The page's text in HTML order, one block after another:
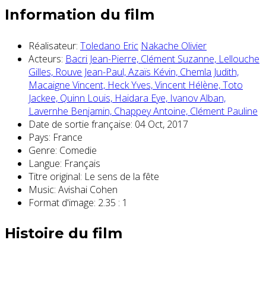
Information du film
Réalisateur: Toledano Eric Nakache Olivier
Acteurs: Bacri Jean-Pierre, Clément Suzanne, Lellouche
Gilles, Rouve Jean-Paul,Azaïs Kévin, Chemla Judith,
Macaigne Vincent, Heck Yves,Vincent Hélène,Toto
Jackee, Quinn Louis, Haidara Eye, Ivanov Alban,
Lavernhe Benjamin, Chappey Antoine, Clément Pauline
Date de sortie française: 04 Oct, 2017
Pays: France
Genre: Comedie
Langue: Français
Titre original: Le sens de la fête
Music: Avishai Cohen
Format d'image: 2.35 : 1
Histoire du film